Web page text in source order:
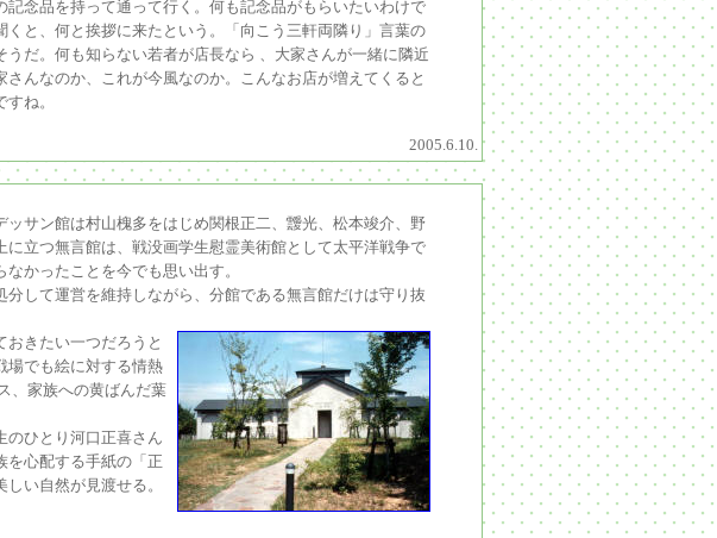
念品を持って通って行く。何も記念品がもらいたいわけで
と、何と挨拶に来たという。「向こう三軒両隣り」言葉の
だ。何も知らない若者が店長なら 、大家さんが一緒に隣近
んなのか、これが今風なのか。こんなお店が増えてくると
ね。
2005.6.10.
サン館は村山槐多をはじめ関根正二、靉光、松本竣介、野
立つ無言館は、戦没画学生慰霊美術館として太平洋戦争で
かったことを今でも思い出す。
して運営を維持しながら、分館である無言館だけは守り抜
きたい一つだろうと
場でも絵に対する情熱
、家族への黄ばんだ葉
ひとり河口正喜さん
を心配する手紙の「正
い自然が見渡せる。